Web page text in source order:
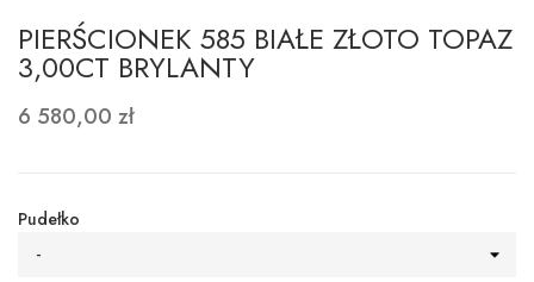
PIERŚCIONEK 585 BIAŁE ZŁOTO TOPAZ
3,00CT BRYLANTY
6 580,00 zł
Pudełko
-